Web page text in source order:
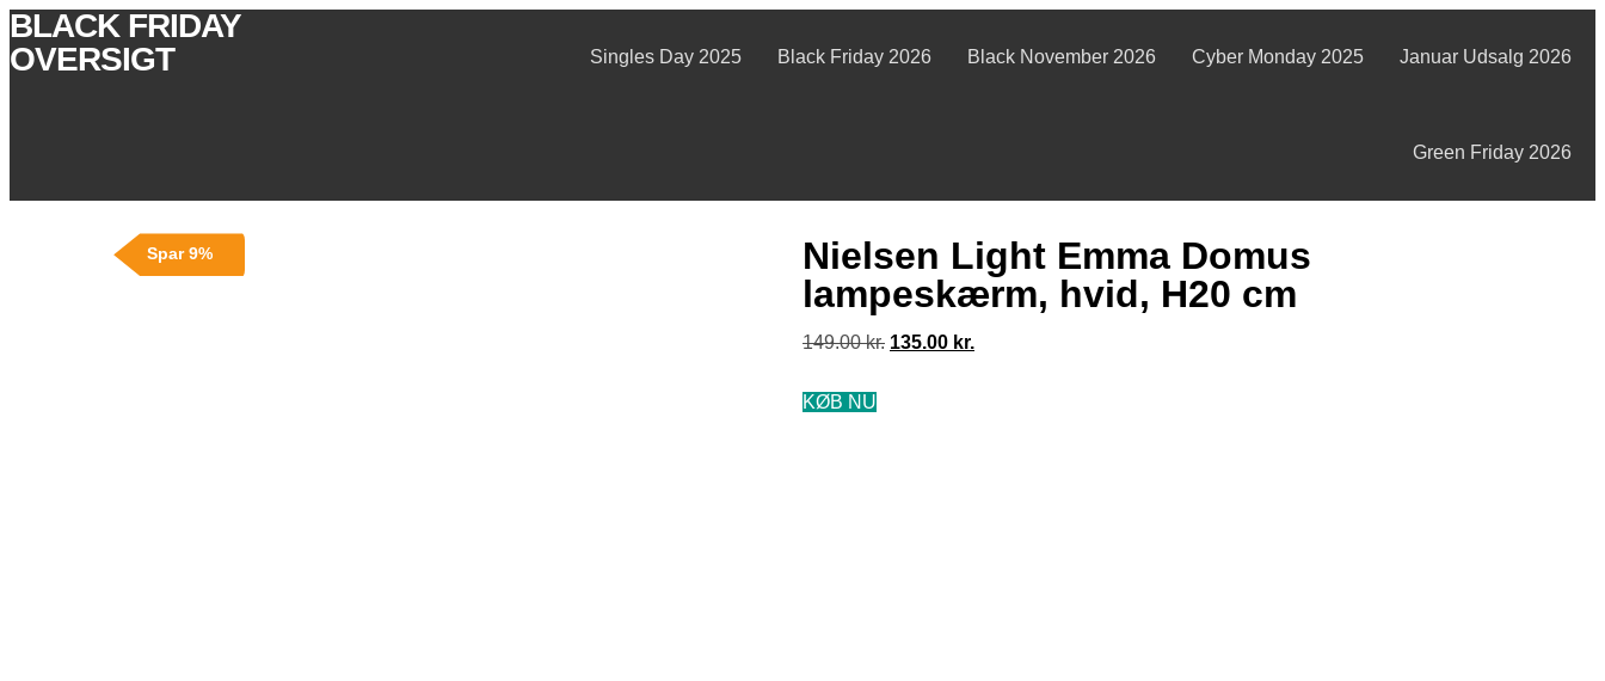
BLACK FRIDAY
OVERSIGT
Singles Day 2025 Black Friday 2026 Black November 2026 Cyber Monday 2025 Januar Udsalg 2026
Green Friday 2026
Spar 9%
Nielsen Light Emma Domus
lampeskærm, hvid, H20 cm
149.00kr. 135.00 kr.
KØB NU